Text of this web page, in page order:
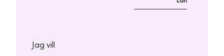
Jag vill